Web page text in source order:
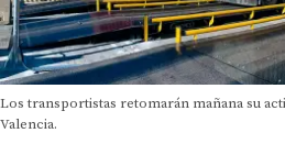
Los transportistas retomarán mañana su
Valencia.